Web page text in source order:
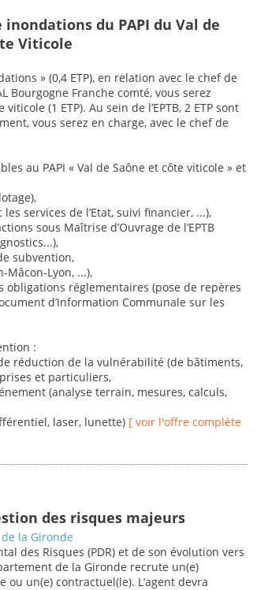
inondations du PAPI du Val de
Viticole
» (0,4 ETP), en relation avec le chef de
Bourgogne Franche comté, vous serez
(1 ETP). Au sein de l’EPTB, 2 ETP sont
vous serez en charge, avec le chef de
au PAPI « Val de Saône et côte viticole » et
services de l’Etat, suivi financier, ...),
sous Maîtrise d’Ouvrage de l’EPTB
subvention,
Mâcon-Lyon, ...),
réglementaires (pose de repères
d’Information Communale sur les
:
réduction de la vulnérabilité (de bâtiments,
et particuliers,
(analyse terrain, mesures, calculs,
laser, lunette) [ voir l'offre complète
des risques majeurs
la Gironde
des Risques (PDR) et de son évolution vers
de la Gironde recrute un(e)
un(e) contractuel(le). L’agent devra